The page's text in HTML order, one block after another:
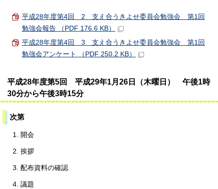
平成28年度第4回 2 支え合うきよせ委員会勉強会 第1回
勉強会報告 （PDF 176.6 KB）
平成28年度第4回 3 支え合うきよせ委員会勉強会 第1回
勉強会アンケート （PDF 250.2 KB）
平成28年度第5回 平成29年1月26日（木曜日） 午後1時
30分から午後3時15分
次第
開会
挨拶
配布資料の確認
議題